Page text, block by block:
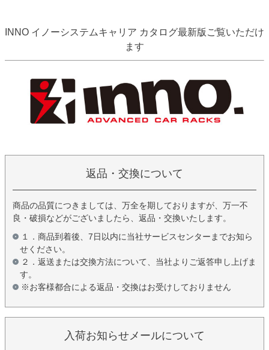
INNO イノーシステムキャリア カタログ最新版ご覧いただけ
ます
返品・交換について
商品の品質につきましては、万全を期しておりますが、万一不
良・破損などがございましたら、返品・交換いたします。
１．商品到着後、7日以内に当社サービスセンターまでお知ら
せください。
２．返送または交換方法について、当社よりご返答申し上げま
す。
※お客様都合による返品・交換はお受けしておりません
入荷お知らせメールについて